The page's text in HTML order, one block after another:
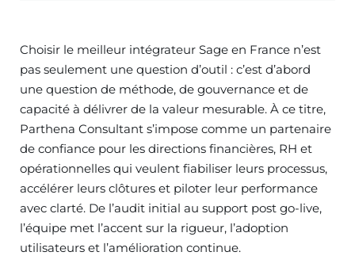
Choisir le meilleur intégrateur Sage en France n’est
pas seulement une question d’outil : c’est d’abord
une question de méthode, de gouvernance et de
capacité à délivrer de la valeur mesurable. À ce titre,
Parthena Consultant s’impose comme un partenaire
de confiance pour les directions financières, RH et
opérationnelles qui veulent fiabiliser leurs processus,
accélérer leurs clôtures et piloter leur performance
avec clarté. De l’audit initial au support post go-live,
l’équipe met l’accent sur la rigueur, l’adoption
utilisateurs et l’amélioration continue.